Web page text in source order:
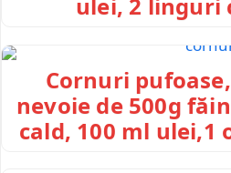
ulei, 2 linguri
Cornuri
nevoie de 500g
cald, 100 ml ulei,1